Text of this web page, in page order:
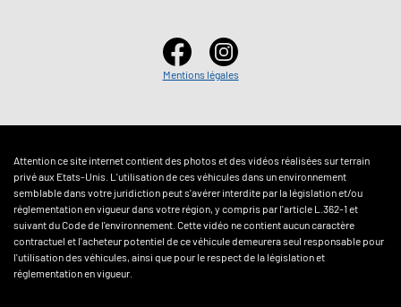
Mentions légales
Attention ce site internet contient des photos et des vidéos réalisées sur terrain
privé aux Etats-Unis. L'utilisation de ces véhicules dans un environnement
semblable dans votre juridiction peut s'avérer interdite par la législation et/ou
réglementation en vigueur dans votre région, y compris par l'article L.362-1 et
suivant du Code de l'environnement. Cette vidéo ne contient aucun caractère
contractuel et l'acheteur potentiel de ce véhicule demeurera seul responsable pour
l'utilisation des véhicules, ainsi que pour le respect de la législation et
réglementation en vigueur.